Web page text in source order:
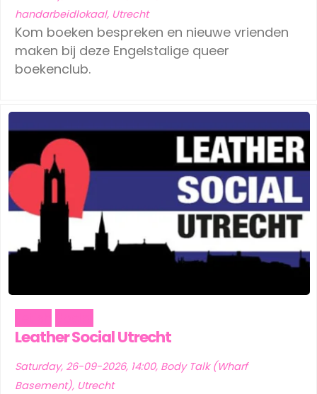
handarbeidlokaal, Utrecht
Kom boeken bespreken en nieuwe vrienden
maken bij deze Engelstalige queer
boekenclub.
Leather Social Utrecht
Saturday, 26-09-2026, 14:00, Body Talk (Wharf
Basement), Utrecht